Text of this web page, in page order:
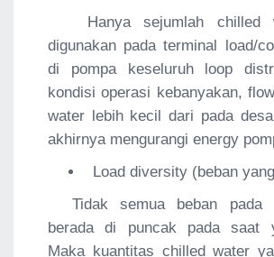
Hanya sejumlah chilled
digunakan pada terminal load/
di pompa keseluruh loop
kondisi operasi kebanyakan,
water lebih kecil dari pada
akhirnya mengurangi energy
Load diversity (beban
Tidak semua beban pada
berada di puncak pada saat
Maka kuantitas chilled water